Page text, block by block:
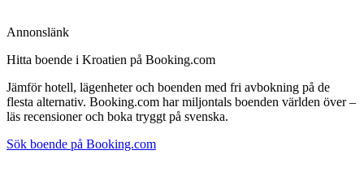
Annonslänk
Hitta boende i Kroatien på Booking.com
Jämför hotell, lägenheter och boenden med fri avbokning på de
flesta alternativ. Booking.com har miljontals boenden världen över –
läs recensioner och boka tryggt på svenska.
Sök boende på Booking.com